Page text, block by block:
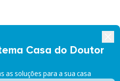
Casa do Doutor
as soluções para a sua casa